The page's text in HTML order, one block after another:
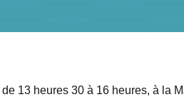
13 heures 30 à 16 heures, à la